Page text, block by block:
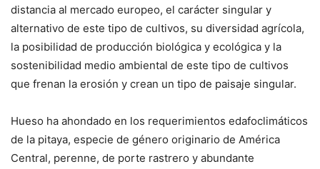
distancia al mercado europeo, el carácter singular y
alternativo de este tipo de cultivos, su diversidad agrícola,
la posibilidad de producción biológica y ecológica y la
sostenibilidad medio ambiental de este tipo de cultivos
que frenan la erosión y crean un tipo de paisaje singular.
Hueso ha ahondado en los requerimientos edafoclimáticos
de la pitaya, especie de género originario de América
Central, perenne, de porte rastrero y abundante